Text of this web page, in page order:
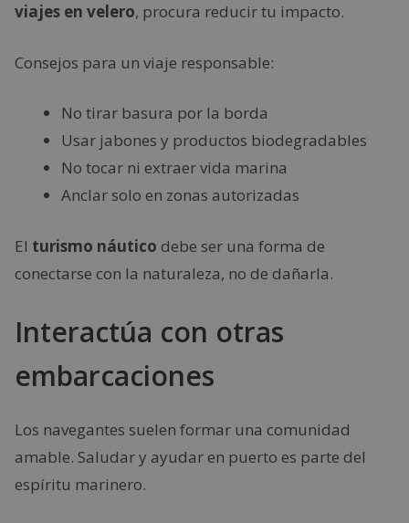
viajes en velero, procura reducir tu impacto.
Consejos para un viaje responsable:
No tirar basura por la borda
Usar jabones y productos biodegradables
No tocar ni extraer vida marina
Anclar solo en zonas autorizadas
El turismo náutico debe ser una forma de
conectarse con la naturaleza, no de dañarla.
Interactúa con otras
embarcaciones
Los navegantes suelen formar una comunidad
amable. Saludar y ayudar en puerto es parte del
espíritu marinero.